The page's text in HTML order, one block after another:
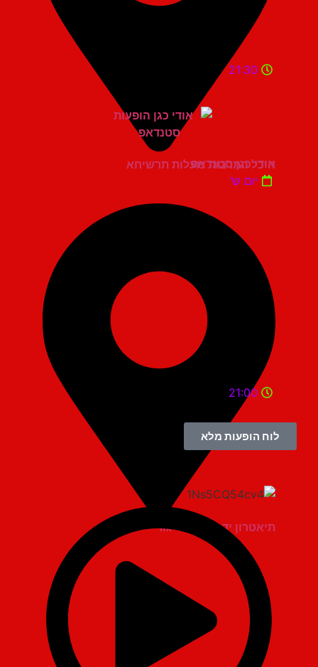
היכל התרבות מעלות תרשיחא
21:30
אודי כגן סטנדאפ
יום ש'
תיאטרון יד למגינים יגור
21:00
לוח הופעות מלא